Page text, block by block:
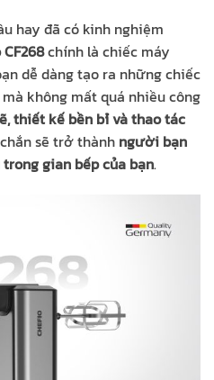
hay đã có kinh nghiệm
chính là chiếc máy
dễ dàng tạo ra những chiếc
không mất quá nhiều công
thiết kế bền bỉ và thao tác
sẽ trở thành người bạn
gian bếp của bạn.